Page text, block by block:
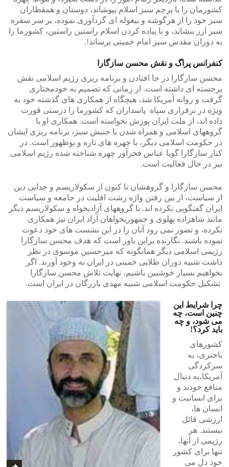
کشورمان را با پرچم سبز اسلام بپوشاند، دوستان و همقطاران
سبز خود را از هرگوشه و بیغوله ای گردآوری نموده، بر سر سفره
سبز ارز بنشاند، و با پیاده کردن اسلام راستین راستین، کشورما را
به دوران مقدس سبز امام خمینی برساند!.
کنفرانس پراگ و نقش محسن سازگارا
محسن سازگارا در جا افتادن و برنامه ریزی رژیم اسلامی نقش
برجسته ای داشته است. از زمانی که تصمیم به خودمختاری
گرفت و روانه آمریکا شد، هیچگاه از همکاری های گذشته خود به
ویژه در برقراری سپاه پاسداران که کشورما را درستی قورت
داده اند، از ملت ایران پوزش نخواسته است. همکاری او با
گروههای اسلامی و همراه شدن با جنبش سبز، برنامه ریزی ایشان
در حکومت اسلامی دیگر، با چهره های تازه و نوظهور است. در
کنار سازگارا گویا عباس فخرآور چهره شناخته شده رژیم اسلامی
نیز در حال فعالیت است.
محسن سازگارا و گروهشان تا کنون از سکولاریسم و جدایی دین
از سیاست، از بین رفتن واژه زشت اقلیت در جامعه و سیاست
ایران گفتگویی نکرده اند. با گروههای آزادیخواه و سکولاریسم دیگر
مانند شاهزاده پهلوی و جمهوریخواهان آزاد ایران نیز همکاری
نکرده، و تصور نمی رود آنان را در این نشست های خود دعوت
نموده باشند. نگارنده براین باور است که هدف محسن سازگارا
رژیمی اسلامی دیگر همانگونه که میرحسین موسوی در نظر
داشت شبیه دوران طلایی خمینی در ایران به وجود آورند. اگر
بخواهیم بسیار خوشبین باشیم، نهایت تلاش محسن سازگارا
تشکیل حکومت اسلامی شبیه مهدی بازرگان در ایران است.
چرا شرایط این
چنین است، چه
می شود، و چه
باید کرد؟!
کشورهای
باختری، به
سرکردگی
آمریکا،به دنبال
منافع خودند و
برای انسانیت و
انسان ها،
ارزشی قائل
نیستند. هر
رژیمی از آنها،
تنها برای کشور
خود دل می